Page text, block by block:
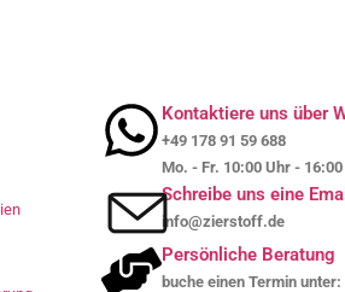
Kontaktiere uns über
+49 178 91 59 688
Mo. - Fr. 10:00 Uhr -
Schreibe uns eine
info@zierstoff.de
Persönliche Beratung
buche einen Termin unter: